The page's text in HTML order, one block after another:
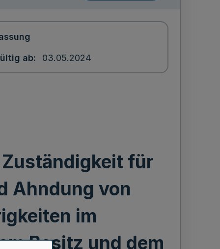
ab 03.05.2024
für
Ahndung von
im
Besitz und dem